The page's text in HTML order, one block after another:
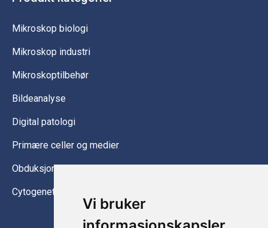
Vi bruker
Mikroskop biologi
Mikroskop industri
Mikroskoptilbehør
Bildeanalyse
Digital patologi
Primære celler og medier
Obduksjonsutstyr
Cytogenetikk